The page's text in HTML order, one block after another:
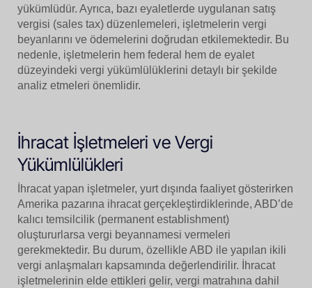
yükümlüdür. Ayrıca, bazı eyaletlerde uygulanan satış
vergisi (sales tax) düzenlemeleri, işletmelerin vergi
beyanlarını ve ödemelerini doğrudan etkilemektedir. Bu
nedenle, işletmelerin hem federal hem de eyalet
düzeyindeki vergi yükümlülüklerini detaylı bir şekilde
analiz etmeleri önemlidir.
İhracat İşletmeleri ve Vergi
Yükümlülükleri
İhracat yapan işletmeler, yurt dışında faaliyet gösterirken
Amerika pazarına ihracat gerçekleştirdiklerinde, ABD’de
kalıcı temsilcilik (permanent establishment)
oluştururlarsa vergi beyannamesi vermeleri
gerekmektedir. Bu durum, özellikle ABD ile yapılan ikili
vergi anlaşmaları kapsamında değerlendirilir. İhracat
işletmelerinin elde ettikleri gelir, vergi matrahına dahil